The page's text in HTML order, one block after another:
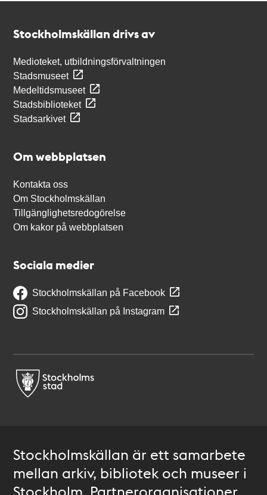
Stockholmskällan drivs av
Medioteket, utbildningsförvaltningen
Stadsmuseet
Medeltidsmuseet
Stadsbiblioteket
Stadsarkivet
Om webbplatsen
Kontakta oss
Om Stockholmskällan
Tillgänglighetsredogörelse
Om kakor på webbplatsen
Sociala medier
Stockholmskällan på Facebook
Stockholmskällan på Instagram
Stockholmskällan är ett samarbete
mellan arkiv, bibliotek och museer i
Stockholm. Partnerorganisationer